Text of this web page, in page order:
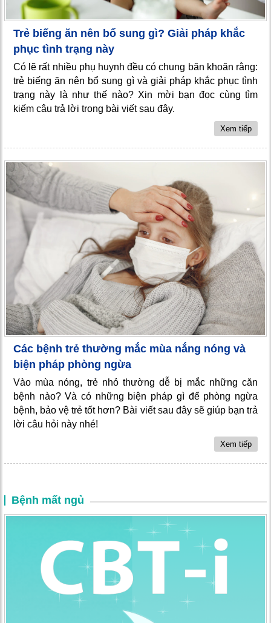
Trẻ biếng ăn nên bổ sung gì? Giải pháp khắc
phục tình trạng này
Có lẽ rất nhiều phụ huynh đều có chung băn khoăn rằng:
trẻ biếng ăn nên bổ sung gì và giải pháp khắc phục tình
trạng này là như thế nào? Xin mời bạn đọc cùng tìm
kiếm câu trả lời trong bài viết sau đây.
Xem tiếp
Các bệnh trẻ thường mắc mùa nắng nóng và
biện pháp phòng ngừa
Vào mùa nóng, trẻ nhỏ thường dễ bị mắc những căn
bệnh nào? Và có những biện pháp gì để phòng ngừa
bệnh, bảo vệ trẻ tốt hơn? Bài viết sau đây sẽ giúp bạn trả
lời câu hỏi này nhé!
Xem tiếp
Bệnh mất ngủ